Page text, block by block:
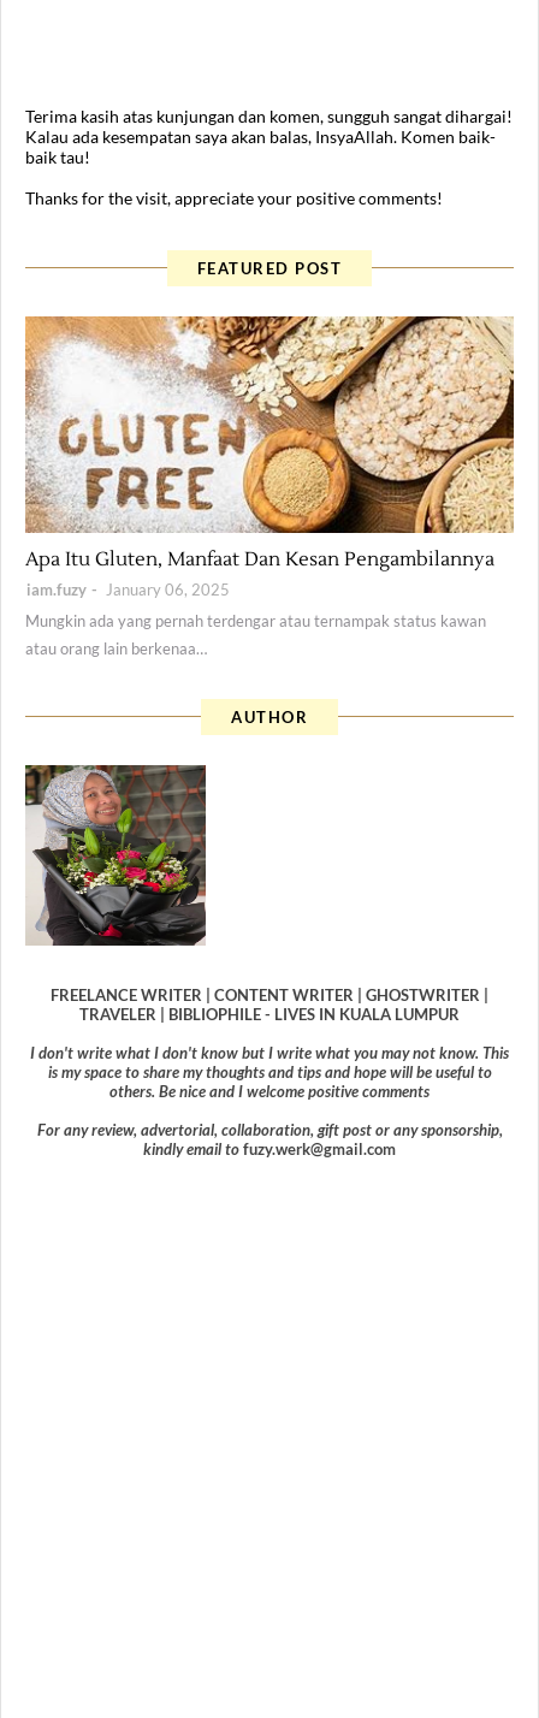
Terima kasih atas kunjungan dan komen, sungguh sangat dihargai!
Kalau ada kesempatan saya akan balas, InsyaAllah. Komen baik-
baik tau!
Thanks for the visit, appreciate your positive comments!
FEATURED POST
Apa Itu Gluten, Manfaat Dan Kesan Pengambilannya
iam.fuzy
January 06, 2025
Mungkin ada yang pernah terdengar atau ternampak status kawan
atau orang lain berkenaa…
AUTHOR
FREELANCE WRITER | CONTENT WRITER | GHOSTWRITER |
TRAVELER | BIBLIOPHILE - LIVES IN KUALA LUMPUR
I don't write what I don't know but I write what you may not know. This
is my space to share my thoughts and tips and hope will be useful to
others. Be nice and I welcome positive comments
For any review, advertorial, collaboration, gift post or any sponsorship,
kindly email tofuzy.werk@gmail.com